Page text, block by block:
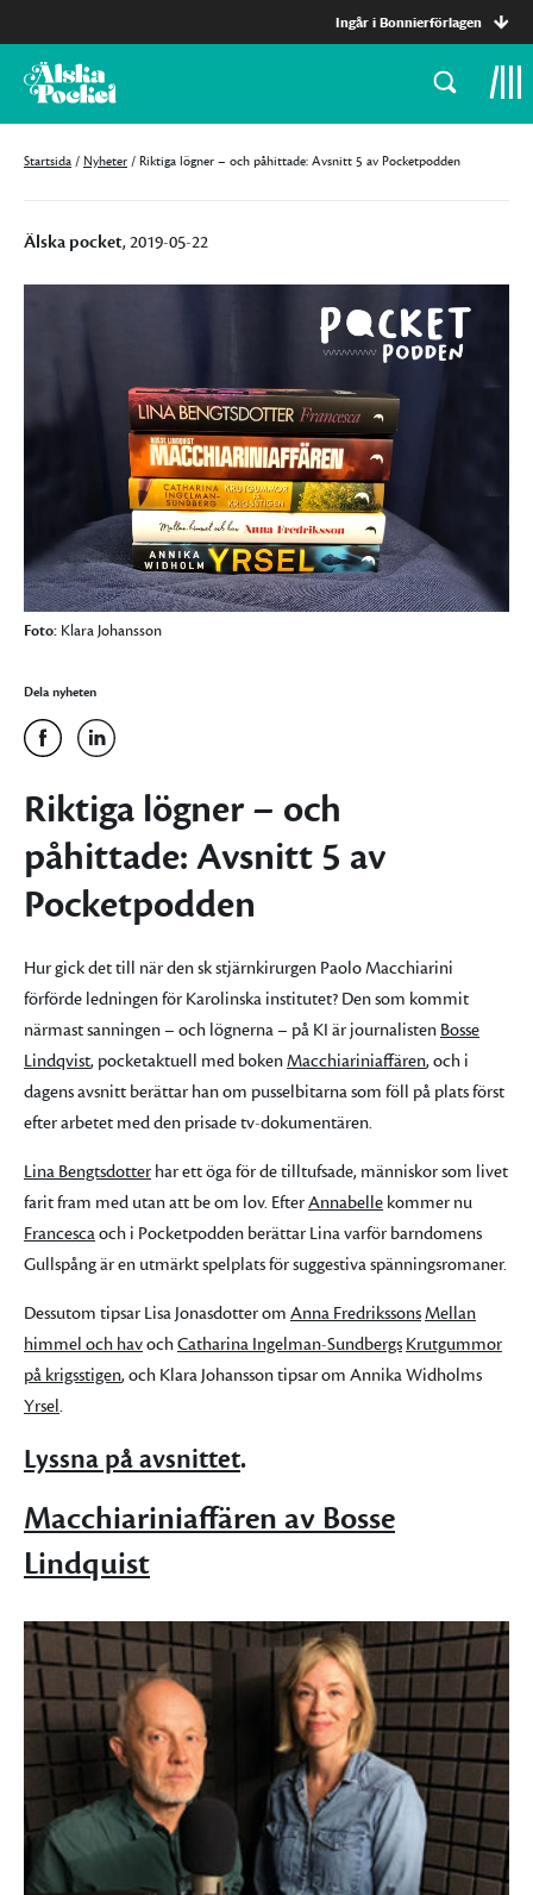
Ingår i Bonnierförlagen
Startsida / Nyheter / Riktiga lögner – och påhittade: Avsnitt 5 av Pocketpodden
Älska pocket, 2019-05-22
Foto: Klara Johansson
Dela nyheten
Riktiga lögner – och
påhittade: Avsnitt 5 av
Pocketpodden
Hur gick det till när den sk stjärnkirurgen Paolo Macchiarini
förförde ledningen för Karolinska institutet? Den som kommit
närmast sanningen – och lögnerna – på KI är journalisten Bosse
Lindqvist, pocketaktuell med bokenMacchiariniaffären, och i
dagens avsnitt berättar han om pusselbitarna som föll på plats först
efter arbetet med den prisade tv-dokumentären.
Lina Bengtsdotter har ett öga för de tilltufsade, människor som livet
farit fram med utan att be om lov. EfterAnnabelle kommer nu
Francescaoch i Pocketpodden berättar Lina varför barndomens
Gullspång är en utmärkt spelplats för suggestiva spänningsromaner.
Dessutom tipsar Lisa Jonasdotter om Anna FredrikssonsMellan
himmel och havochCatharina Ingelman-Sundbergs Krutgummor
på krigsstigen, och Klara Johansson tipsar om Annika Widholms
Yrsel.
Lyssna på avsnittet.
Macchiariniaffären av Bosse
Lindquist